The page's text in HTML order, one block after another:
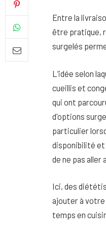
Entre la
être pratique,
surgelés
L’idée selon
cueillis et
qui ont
d'options
particulier
disponibilité et
de ne pas aller
Ici, des
ajouter à votre
temps en